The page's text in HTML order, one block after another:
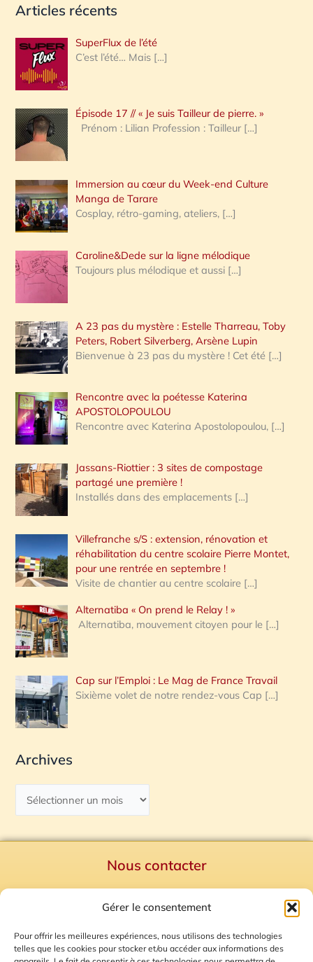
Gérer le consentement
Pour offrir les meilleures expériences, nous utilisons des technologies
telles que les cookies pour stocker et/ou accéder aux informations des
c
e
r
c
h
e
:
Articles récents
SuperFlux de l’été
C’est l’été… Mais […]
Épisode 17 // « Je suis Tailleur de pierre. »
Prénom : Lilian Profession : Tailleur […]
Immersion au cœur du Week-end Culture
Manga de Tarare
Cosplay, rétro-gaming, ateliers, […]
Caroline&Dede sur la ligne mélodique
Toujours plus mélodique et aussi […]
A 23 pas du mystère : Estelle Tharreau, Toby
Peters, Robert Silverberg, Arsène Lupin
Bienvenue à 23 pas du mystère ! Cet été […]
Rencontre avec la poétesse Katerina
APOSTOLOPOULOU
Rencontre avec Katerina Apostolopoulou, […]
Jassans-Riottier : 3 sites de compostage
partagé une première !
Installés dans des emplacements […]
Villefranche s/S : extension, rénovation et
réhabilitation du centre scolaire Pierre Montet,
pour une rentrée en septembre !
Visite de chantier au centre scolaire […]
Alternatiba « On prend le Relay ! »
Alternatiba, mouvement citoyen pour le […]
Cap sur l’Emploi : Le Mag de France Travail
Sixième volet de notre rendez-vous Cap […]
Archives
Nous contacter
Mentions Légales
Plan du site